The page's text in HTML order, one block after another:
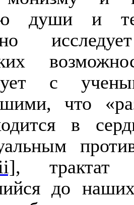
души и
с
что
в
, трактат
до